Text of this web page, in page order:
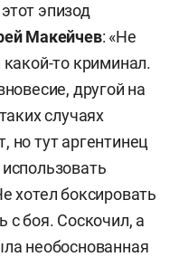
эпизод
Макейчев: «Не
то криминал.
другой на
случаях
но тут аргентинец
хотел боксировать
с боя. Соскочил, а
необоснованная